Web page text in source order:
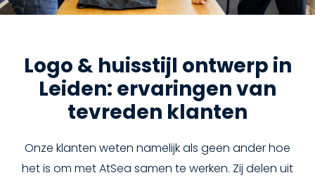
Logo & huisstijl ontwerp in
Leiden: ervaringen van
tevreden klanten
Onze klanten weten namelijk als geen ander hoe
het is om met AtSea samen te werken. Zij delen uit